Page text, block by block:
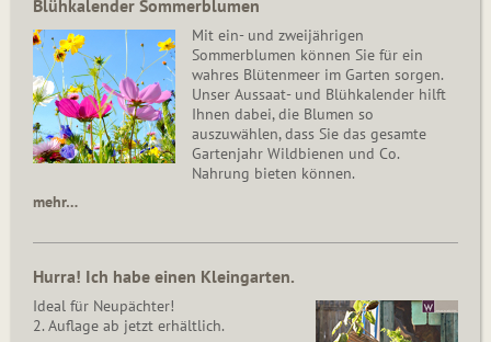
Blühkalender Sommerblumen
Mit ein- und zweijährigen
Sommerblumen können Sie für ein
wahres Blütenmeer im Garten sorgen.
Unser Aussaat- und Blühkalender hilft
Ihnen dabei, die Blumen so
auszuwählen, dass Sie das gesamte
Gartenjahr Wildbienen und Co.
Nahrung bieten können.
mehr…
Hurra! Ich habe einen Kleingarten.
Ideal für Neupächter!
2. Auflage ab jetzt erhältlich.